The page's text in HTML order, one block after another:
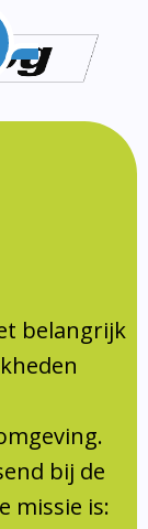
belangrijk
bij de
missie is: